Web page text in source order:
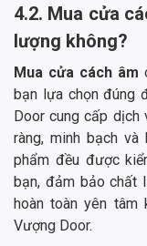
4.2. Mua cửa
lượng không?
Mua cửa cách âm
bạn lựa chọn đúng
Door cung cấp dịch
ràng, minh bạch
phẩm đều được
bạn, đảm bảo chất
hoàn toàn yên tâm
Vượng Door.